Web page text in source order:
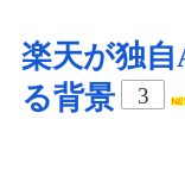
楽天が独
る背景
3